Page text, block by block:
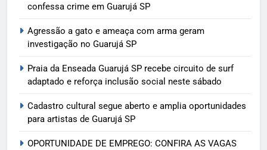
confessa crime em Guarujá SP
Agressão a gato e ameaça com arma geram
investigação no Guarujá SP
Praia da Enseada Guarujá SP recebe circuito de surf
adaptado e reforça inclusão social neste sábado
Cadastro cultural segue aberto e amplia oportunidades
para artistas de Guarujá SP
OPORTUNIDADE DE EMPREGO: CONFIRA AS VAGAS